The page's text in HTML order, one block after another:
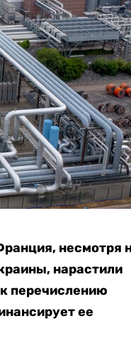
несмотря
нарастили
перечислению
ее